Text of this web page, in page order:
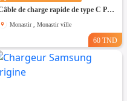
Câble de charge rapide de type C PD100W 2Metres
Monastir , Monastir ville
60 TND